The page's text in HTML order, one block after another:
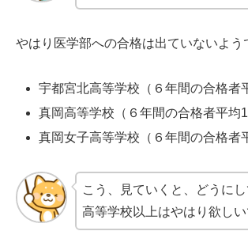
やはり医学部への合格は出ていないよう
宇都宮北高等学校（６年間の合格者
真岡高等学校（６年間の合格者平均
真岡女子高等学校（６年間の合格者
こう、見ていくと、どうに
高等学校以上はやはり欲しい